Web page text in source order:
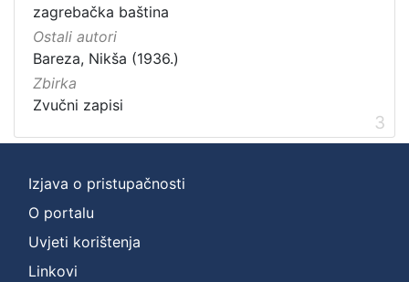
zagrebačka baština
Ostali autori
Bareza, Nikša (1936.)
Zbirka
Zvučni zapisi
3
Izjava o pristupačnosti
O portalu
Uvjeti korištenja
Linkovi